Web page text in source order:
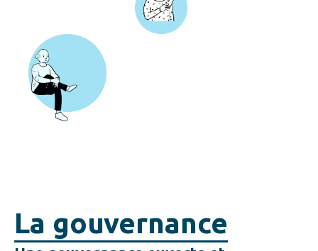
La gouvernance